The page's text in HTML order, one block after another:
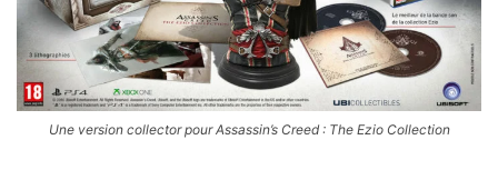
Une version collector pour Assassin’s Creed : The Ezio Collection